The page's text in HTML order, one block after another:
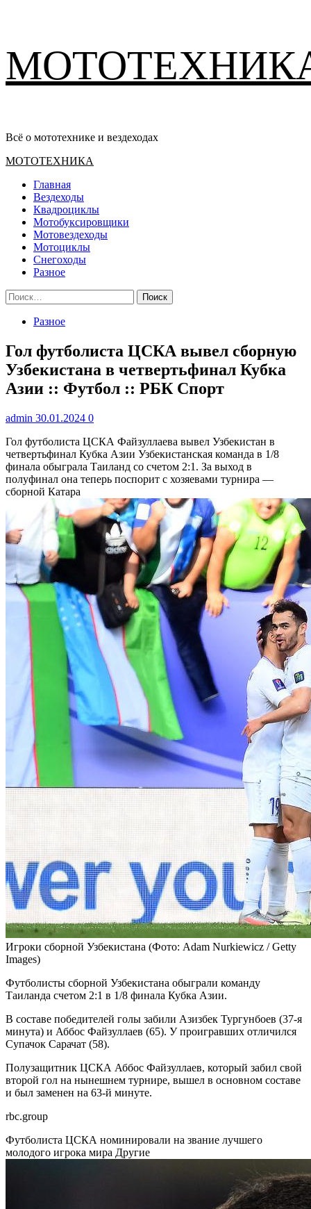
содержимому
Всё о мототехнике и вездеходах
Основное
МОТОТЕХНИКА
Главная
Вездеходы
Квадроциклы
Мотобуксировщики
Мотовездеходы
Мотоциклы
Снегоходы
Разное
Найти:
Разное
Гол футболиста ЦСКА вывел сборную
Узбекистана в четвертьфинал Кубка
Азии :: Футбол :: РБК Спорт
admin 30.01.2024 0
Гол футболиста ЦСКА Файзуллаева вывел Узбекистан в
четвертьфинал Кубка Азии Узбекистанская команда в 1/8
финала обыграла Таиланд со счетом 2:1. За выход в
полуфинал она теперь поспорит с хозяевами турнира —
сборной Катара
Игроки сборной Узбекистана (Фото: Adam Nurkiewicz / Getty
Images)
Футболисты сборной Узбекистана обыграли команду
Таиланда счетом 2:1 в 1/8 финала Кубка Азии.
В составе победителей голы забили Азизбек Тургунбоев (37-я
минута) и Аббос Файзуллаев (65). У проигравших отличился
Супачок Сарачат (58).
Полузащитник ЦСКА Аббос Файзуллаев, который забил свой
второй гол на нынешнем турнире, вышел в основном составе
и был заменен на 63-й минуте.
rbc.group
Футболиста ЦСКА номинировали на звание лучшего
молодого игрока мира Другие